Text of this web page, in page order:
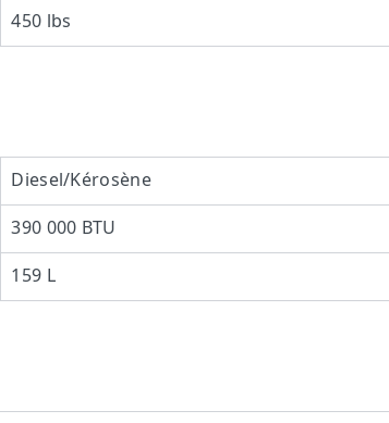
450 lbs
Diesel/Kérosène
390 000 BTU
159 L